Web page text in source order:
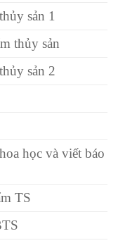
sản 1
thủy sản
sản 2
học và viết báo
TS